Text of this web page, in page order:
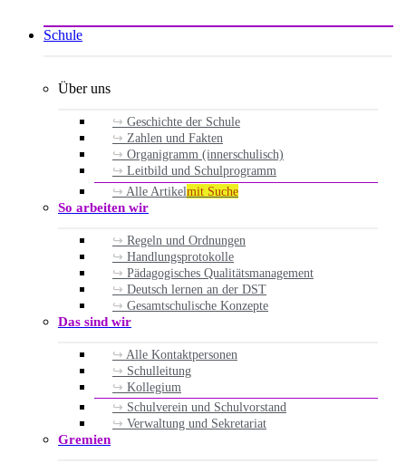
Schule
Über uns
Geschichte der Schule
Zahlen und Fakten
Organigramm (innerschulisch)
Leitbild und Schulprogramm
Alle Artikelmit Suche
So arbeiten wir
Regeln und Ordnungen
Handlungsprotokolle
Pädagogisches Qualitätsmanagement
Deutsch lernen an der DST
Gesamtschulische Konzepte
Das sind wir
Alle Kontaktpersonen
Schulleitung
Kollegium
Schulverein und Schulvorstand
Verwaltung und Sekretariat
Gremien